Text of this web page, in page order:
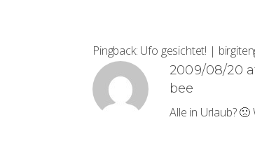
Pingback: Ufo gesichtet! |
2009/08/20
bee
Alle in Urlaub?